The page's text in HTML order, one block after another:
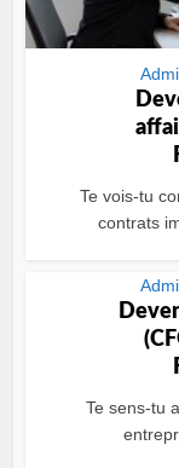
Te vois-tu
contrats
Te sens-tu